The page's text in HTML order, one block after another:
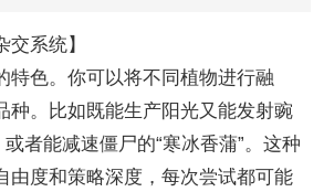
系统‌】
色。你可以将不同植物进行融
种。比如既能生产阳光又能发射豌
或者能减速僵尸的“寒冰香蒲”。这种
由度和策略深度，每次尝试都可能